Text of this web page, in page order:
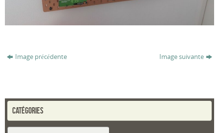
Image précédente Image suivante
CATÉGORIES